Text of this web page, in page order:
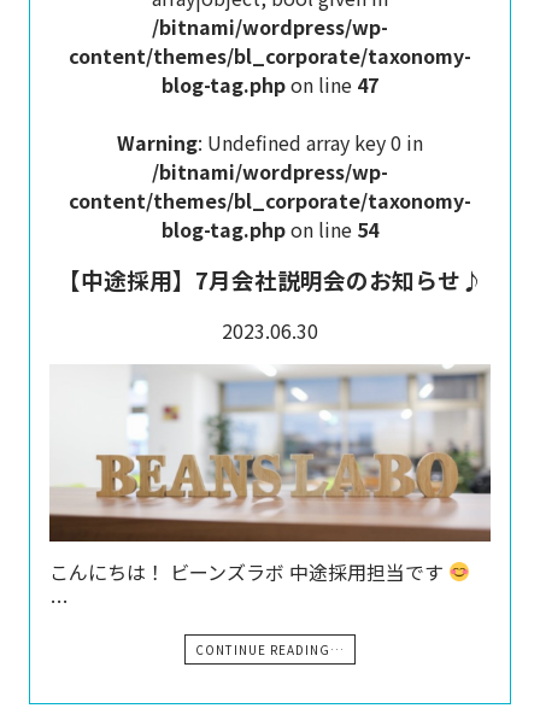
/bitnami/wordpress/wp-
content/themes/bl_corporate/taxonomy-
blog-tag.phpon line 47
Warning: Undefined array key 0 in
/bitnami/wordpress/wp-
content/themes/bl_corporate/taxonomy-
blog-tag.phpon line 54
【中途採用】7月会社説明会のお知らせ♪
2023.06.30
こんにちは！ ビーンズラボ 中途採用担当です
…
CONTINUE READING…